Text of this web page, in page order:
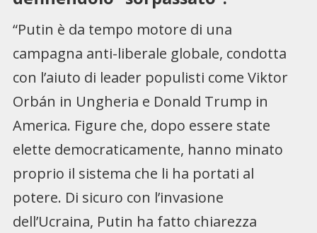
“Putin è da tempo motore di una
campagna anti-liberale globale, condotta
con l’aiuto di leader populisti come Viktor
Orbán in Ungheria e Donald Trump in
America. Figure che, dopo essere state
elette democraticamente, hanno minato
proprio il sistema che li ha portati al
potere. Di sicuro con l’invasione
dell’Ucraina, Putin ha fatto chiarezza